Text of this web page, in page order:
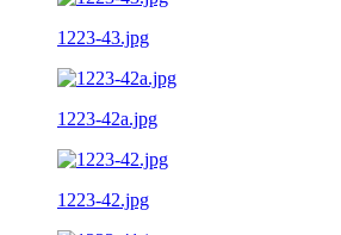
1223-43.jpg
1223-42a.jpg
1223-42.jpg